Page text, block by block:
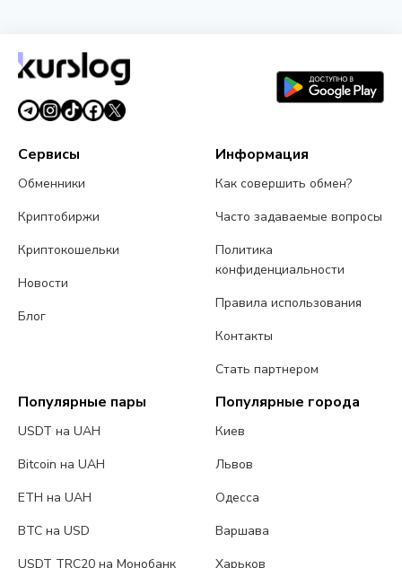
Сервисы
Обменники
Криптобиржи
Криптокошельки
Новости
Блог
Информация
Как совершить обмен?
Часто задаваемые вопросы
Политика
конфиденциальности
Правила использования
Контакты
Стать партнером
Популярные пары
USDT на UAH
Bitcoin на UAH
ETH на UAH
BTC на USD
USDT TRC20 на Монобанк
Популярные города
Киев
Львов
Одесса
Варшава
Харьков